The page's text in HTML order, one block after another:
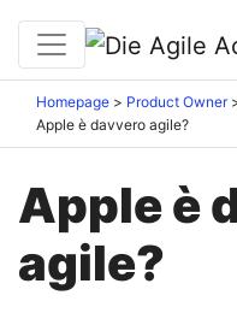
Homepage Product Owner
Apple è davvero agile?
Apple è
agile?